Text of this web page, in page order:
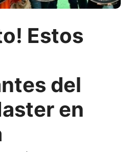
Estos
del
en